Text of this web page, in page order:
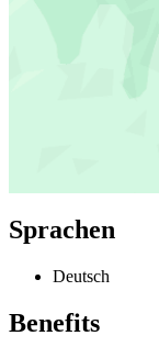
Sprachen
Deutsch
Benefits